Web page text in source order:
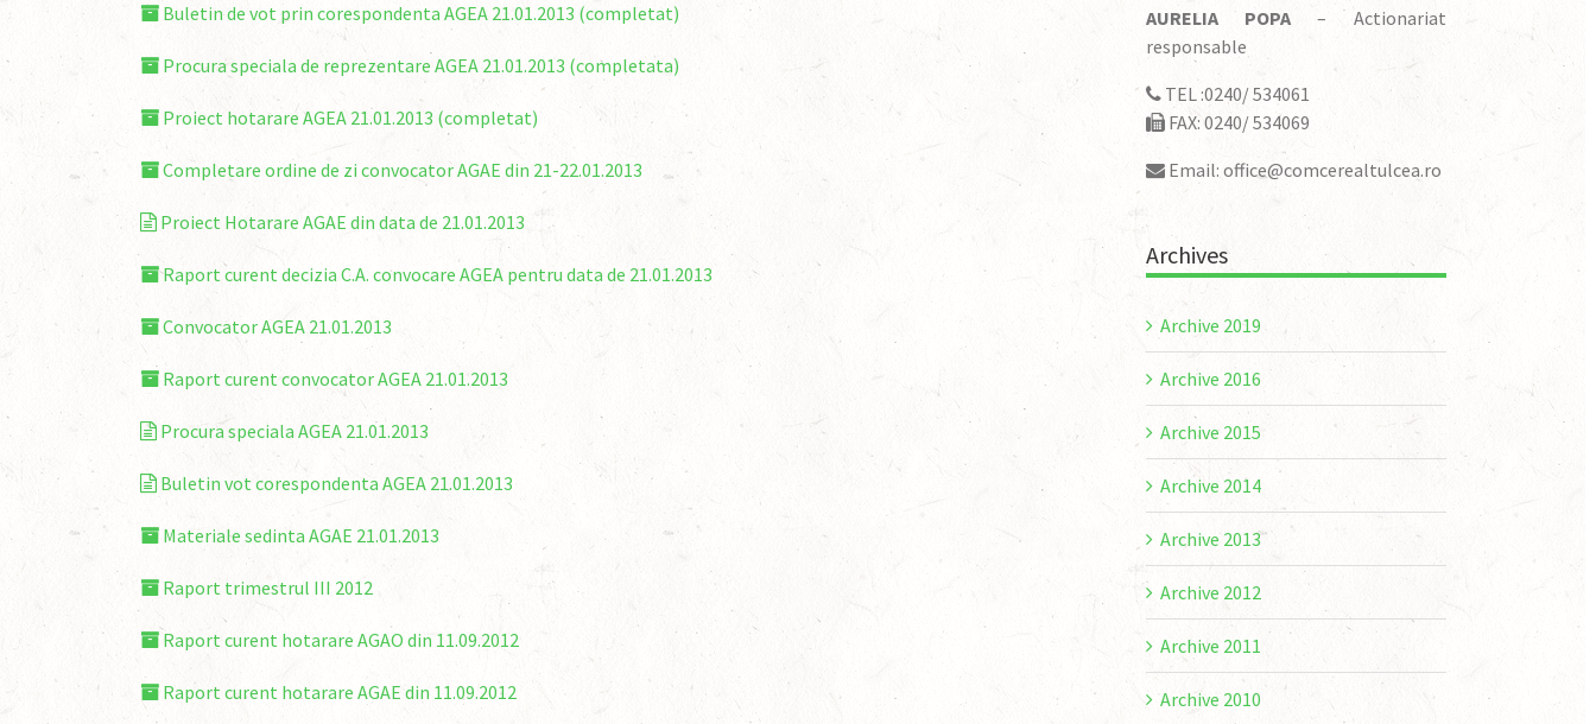
Buletin de vot prin corespondenta AGEA 21.01.2013 (completat)
Procura speciala de reprezentare AGEA 21.01.2013 (completata)
Proiect hotarare AGEA 21.01.2013 (completat)
Completare ordine de zi convocator AGAE din 21-22.01.2013
Proiect Hotarare AGAE din data de 21.01.2013
Raport curent decizia C.A. convocare AGEA pentru data de 21.01.2013
Convocator AGEA 21.01.2013
Raport curent convocator AGEA 21.01.2013
Procura speciala AGEA 21.01.2013
Buletin vot corespondenta AGEA 21.01.2013
Materiale sedinta AGAE 21.01.2013
Raport trimestrul III 2012
Raport curent hotarare AGAO din 11.09.2012
Raport curent hotarare AGAE din 11.09.2012
AURELIA POPA– Actionariat
responsable
TEL :0240/ 534061
FAX: 0240/ 534069
Email: office@comcerealtulcea.ro
Archives
Archive 2019
Archive 2016
Archive 2015
Archive 2014
Archive 2013
Archive 2012
Archive 2011
Archive 2010